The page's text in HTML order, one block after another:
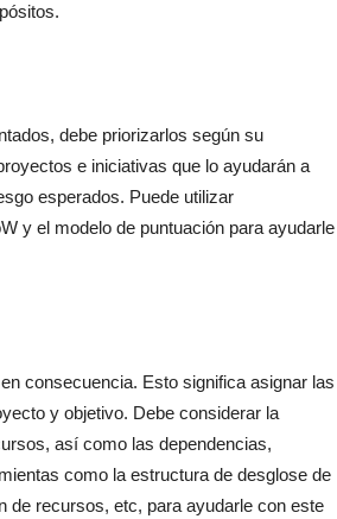
debe priorizarlos según su
e iniciativas que lo ayudarán a
esperados. Puede utilizar
y el modelo de puntuación para ayudarle
consecuencia. Esto significa asignar las
y objetivo. Debe considerar la
así como las dependencias,
como la estructura de desglose de
de recursos, etc, para ayudarle con este